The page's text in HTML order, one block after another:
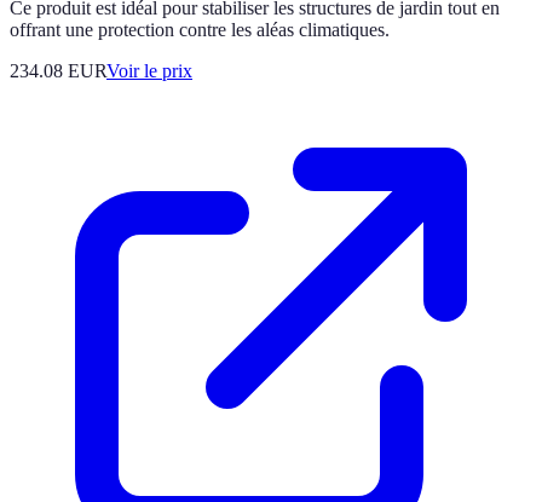
Ce produit est idéal pour stabiliser les structures de jardin tout en
offrant une protection contre les aléas climatiques.
234.08 EURVoir le prix